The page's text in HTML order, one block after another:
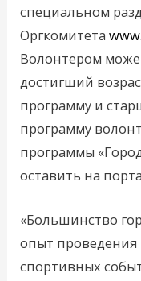
специальном
Оргкомитета
Волонтером
достигший
программу и
программу
программы
оставить на
«Большинство
опыт
спортивных